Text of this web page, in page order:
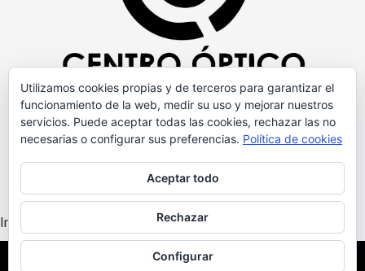
Instagram did not return a 200.
Copyright © Todos los derechos reservados.
Utilizamos cookies propias y de terceros para garantizar el
funcionamiento de la web, medir su uso y mejorar nuestros
servicios. Puede aceptar todas las cookies, rechazar las no
necesarias o configurar sus preferencias. Política de cookies
Aceptar todo
Rechazar
Configurar